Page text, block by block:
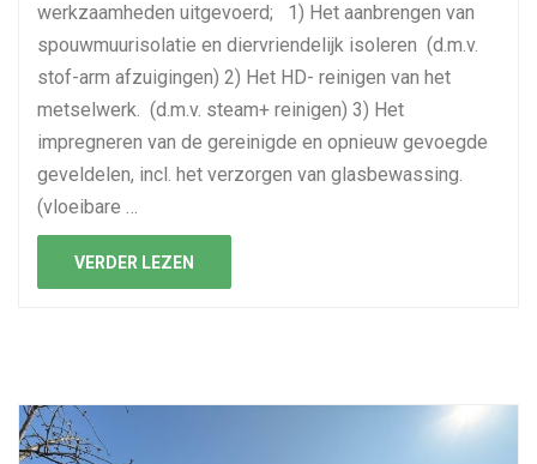
werkzaamheden uitgevoerd; 1) Het aanbrengen van
spouwmuurisolatie en diervriendelijk isoleren (d.m.v.
stof-arm afzuigingen) 2) Het HD- reinigen van het
metselwerk. (d.m.v. steam+ reinigen) 3) Het
impregneren van de gereinigde en opnieuw gevoegde
geveldelen, incl. het verzorgen van glasbewassing.
(vloeibare …
VERDER LEZEN